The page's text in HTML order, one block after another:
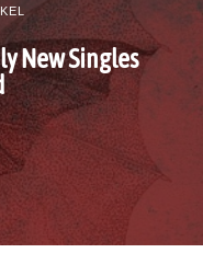
New Singles